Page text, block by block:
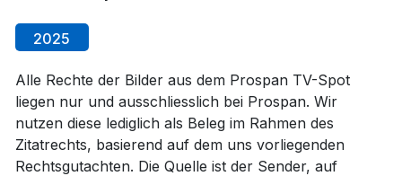
2025
Alle Rechte der Bilder aus dem Prospan TV-Spot
liegen nur und ausschliesslich bei Prospan. Wir
nutzen diese lediglich als Beleg im Rahmen des
Zitatrechts, basierend auf dem uns vorliegenden
Rechtsgutachten. Die Quelle ist der Sender, auf